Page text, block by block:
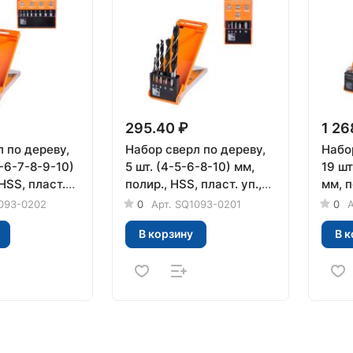
по дереву,
6-7-8-9-10)
пласт.
0202
295.40 ₽
Набор сверл по дереву,
5 шт. (4-5-6-8-10) мм,
полир., HSS, пласт. уп.,
"Рубин" TDM
0 Арт. SQ1093-0201
В корзину
1
19
мм,
TDM
0
В